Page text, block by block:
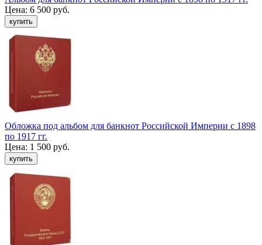
Цена: 6 500 руб.
Обложка под альбом для банкнот Российской Империи с 1898
по 1917 гг.
Цена: 1 500 руб.